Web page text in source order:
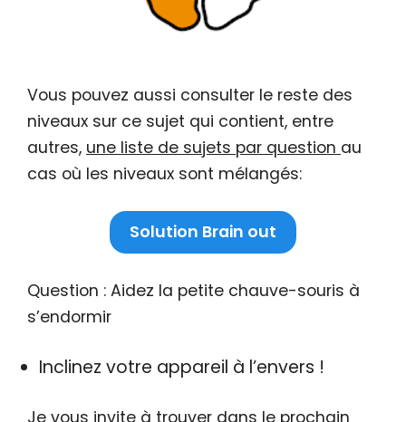
Vous pouvez aussi consulter le reste des
niveaux sur ce sujet qui contient, entre
autres, une liste de sujets par question au
cas où les niveaux sont mélangés:
Solution Brain out
Question : Aidez la petite chauve-souris à
s’endormir
Inclinez votre appareil à l’envers !